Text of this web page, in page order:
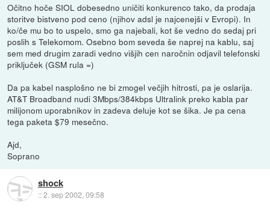
Očitno hoče SIOL dobesedno uničiti konkurenco tako, da prodaja
storitve bistveno pod ceno (njihov adsl je najcenejši v Evropi). In
ko/če mu bo to uspelo, smo ga najebali, kot še vedno do sedaj pri
poslih s Telekomom. Osebno bom seveda še naprej na kablu, saj
sem med drugim zaradi vedno višjih cen naročnin odjavil telefonski
priključek (GSM rula =)
Da pa kabel nasplošno ne bi zmogel večjih hitrosti, pa je oslarija.
AT&T Broadband nudi 3Mbps/384kbps Ultralink preko kabla par
milijonom uporabnikov in zadeva deluje kot se šika. Je pa cena
tega paketa $79 mesečno.
Ajd,
Soprano
shock
::2. sep 2002, 09:58